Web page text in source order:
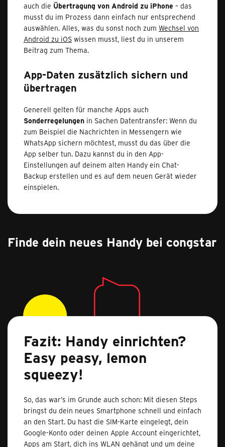
auch die Übertragung von Android zu iPhone – das
musst du im Prozess dann einfach nur entsprechend
auswählen. Alles, was du sonst noch zum Wechsel von
Android zu iOS wissen musst, liest du in unserem
Beitrag zum Thema.
App-Daten zusätzlich sichern und
übertragen
Generell gelten für manche Apps auch
Sonderregelungen in Sachen Datentransfer: Wenn du
zum Beispiel die Nachrichten in Messengern wie
WhatsApp sichern möchtest, musst du das über die
App selber tun. Dazu kannst du in den App-
Einstellungen auf deinem alten Handy ein Chat-
Backup erstellen und es auf dem neuen Gerät wieder
einspielen.
Finde dein neues Handy bei congstar
Fazit: Handy einrichten?
Easy peasy, lemon
squeezy!
So, das war’s im Grunde auch schon: Mit diesen Steps
bringst du dein neues Smartphone schnell und einfach
an den Start. Du hast die SIM-Karte eingelegt, dein
Google-Konto oder deinen Apple Account eingerichtet,
Apps am Start, dich ins WLAN gehängt und um deine